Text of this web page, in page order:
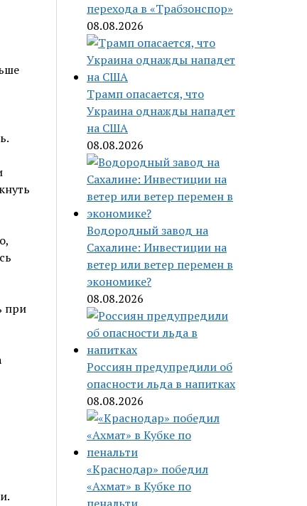
при
перехода в «Трабзонспор»
08.08.2026
Трамп опасается, что
Украина однажды нападет
на США
08.08.2026
Водородный завод на
Сахалине: Инвестиции на
ветер или ветер перемен в
экономике?
08.08.2026
Россиян предупредили об
опасности льда в напитках
08.08.2026
«Краснодар» победил
«Ахмат» в Кубке по